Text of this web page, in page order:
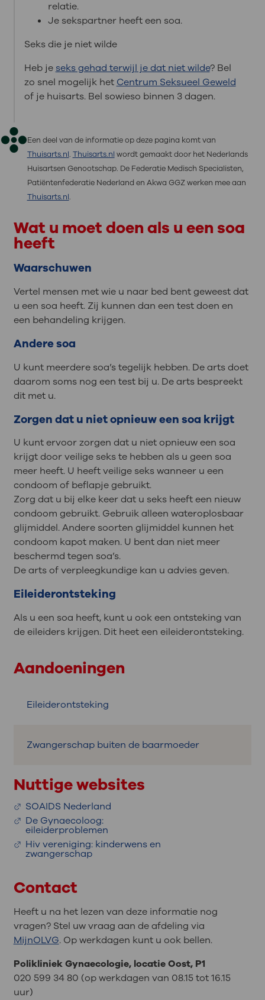
relatie.
Je sekspartner heeft een soa.
Seks die je niet wilde
Heb je seks gehad terwijl je dat niet wilde? Bel
zo snel mogelijk het Centrum Seksueel Geweld
of je huisarts. Bel sowieso binnen 3 dagen.
Een deel van de informatie op deze pagina komt van
Thuisarts.nl. Thuisarts.nl wordt gemaakt door het Nederlands
Huisartsen Genootschap. De Federatie Medisch Specialisten,
Patiëntenfederatie Nederland en Akwa GGZ werken mee aan
Thuisarts.nl.
Wat u moet doen als u een soa
heeft
Waarschuwen
Vertel mensen met wie u naar bed bent geweest dat
u een soa heeft. Zij kunnen dan een test doen en
een behandeling krijgen.
Andere soa
U kunt meerdere soa’s tegelijk hebben. De arts doet
daarom soms nog een test bij u. De arts bespreekt
dit met u.
Zorgen dat u niet opnieuw een soa krijgt
U kunt ervoor zorgen dat u niet opnieuw een soa
krijgt door veilige seks te hebben als u geen soa
meer heeft. U heeft veilige seks wanneer u een
condoom of beflapje gebruikt.
Zorg dat u bij elke keer dat u seks heeft een nieuw
condoom gebruikt. Gebruik alleen wateroplosbaar
glijmiddel. Andere soorten glijmiddel kunnen het
condoom kapot maken. U bent dan niet meer
beschermd tegen soa’s.
De arts of verpleegkundige kan u advies geven.
Eileiderontsteking
Als u een soa heeft, kunt u ook een ontsteking van
de eileiders krijgen. Dit heet een eileiderontsteking.
Aandoeningen
Eileiderontsteking
Zwangerschap buiten de baarmoeder
Nuttige websites
SOAIDS Nederland
De Gynaecoloog:
eileiderproblemen
Hiv vereniging: kinderwens en
zwangerschap
Contact
Heeft u na het lezen van deze informatie nog
vragen? Stel uw vraag aan de afdeling via
MijnOLVG. Op werkdagen kunt u ook bellen.
Polikliniek Gynaecologie, locatie Oost, P1
020 599 34 80 (op werkdagen van 08.15 tot 16.15
uur)